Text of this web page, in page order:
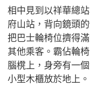
相中見到以祥華總
府山站，背向鏡頭
把巴士輪椅位擠得
其他乘客。霸佔輪
腦櫈上，身旁有一
小型木櫃放於地上。